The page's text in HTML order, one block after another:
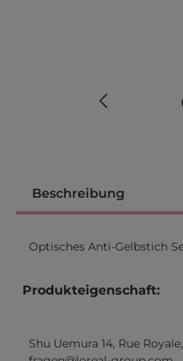
Beschreibung
Optisches Anti-Gelbstich
Produkteigenschaft:
Shu Uemura 14, Rue